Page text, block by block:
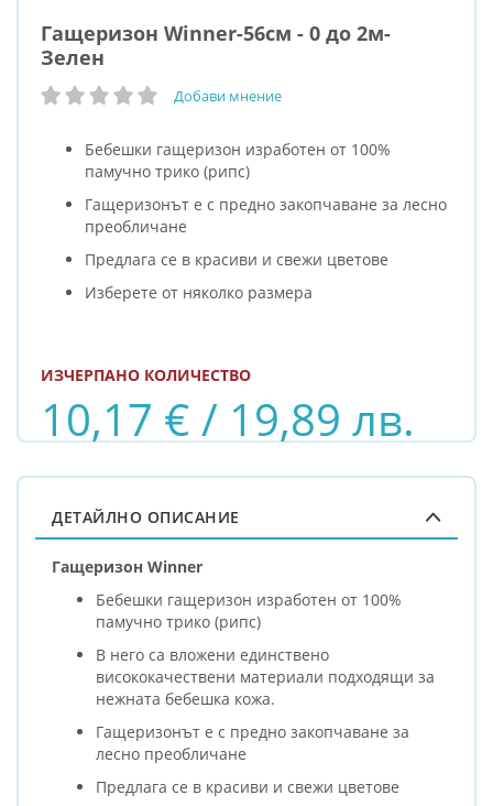
Гащеризон Winner-56см - 0 до 2м-
Зелен
рейтинг: Добави мнение
Бебешки гащеризон изработен от 100%
памучно трико (рипс)
Гащеризонът е с предно закопчаване за лесно
преобличане
Предлага се в красиви и свежи цветове
Изберете от няколко размера
10,17 € / 19,89 лв.
ИЗЧЕРПАНО КОЛИЧЕСТВО
ДЕТАЙЛНО ОПИСАНИЕ
Гащеризон Winner
Бебешки гащеризон изработен от 100%
памучно трико (рипс)
В него са вложени единствено
висококачествени материали подходящи за
нежната бебешка кожа.
Гащеризонът е с предно закопчаване за
лесно преобличане
Предлага се в красиви и свежи цветове